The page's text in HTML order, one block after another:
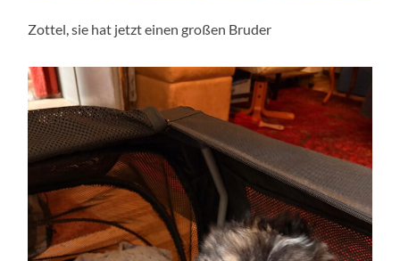
Zottel, sie hat jetzt einen großen Bruder